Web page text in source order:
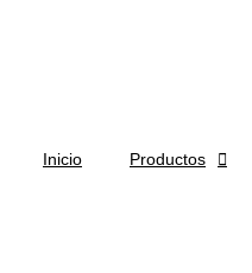
Inicio Productos 